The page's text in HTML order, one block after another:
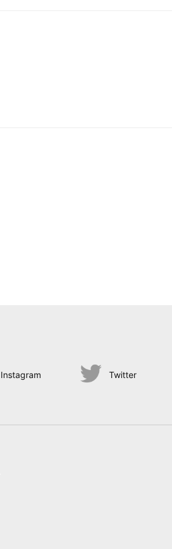
Instagram Twitter